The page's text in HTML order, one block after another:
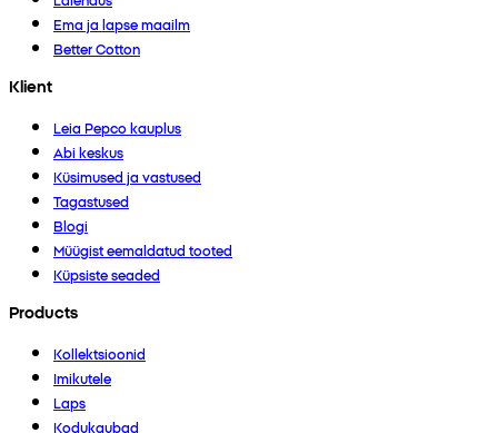
Ema ja lapse maailm
Better Cotton
Klient
Leia Pepco kauplus
Abi keskus
Küsimused ja vastused
Tagastused
Blogi
Müügist eemaldatud tooted
Küpsiste seaded
Products
Kollektsioonid
Imikutele
Laps
Kodukaubad